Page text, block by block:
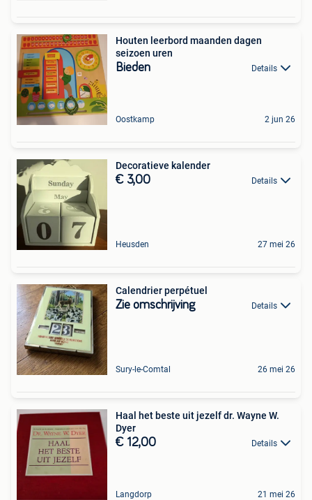
Houten leerbord maanden dagen
seizoen uren
Bieden Details
Oostkamp 2 jun 26
Decoratieve kalender
€ 3,00 Details
Heusden 27 mei 26
Calendrier perpétuel
Zie omschrijving Details
Sury-le-Comtal 26 mei 26
Haal het beste uit jezelf dr. Wayne W.
Dyer
€ 12,00 Details
Langdorp 21 mei 26